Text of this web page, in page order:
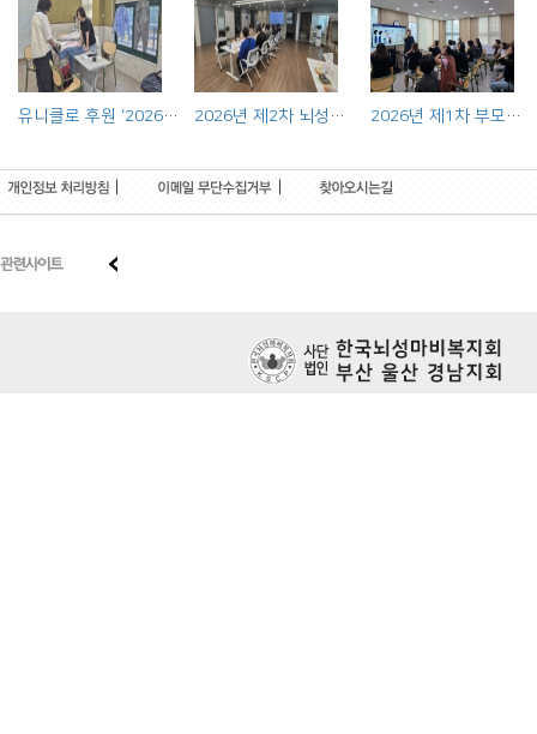
유니클로 후원 ‘2026 장애인 의류리폼 사업’ 출장상담 실시 2026년 제2차 뇌성마비장애인 전문기관 연합사례회의 실시 2026년 제1차 부모교육프로그램 실시
|